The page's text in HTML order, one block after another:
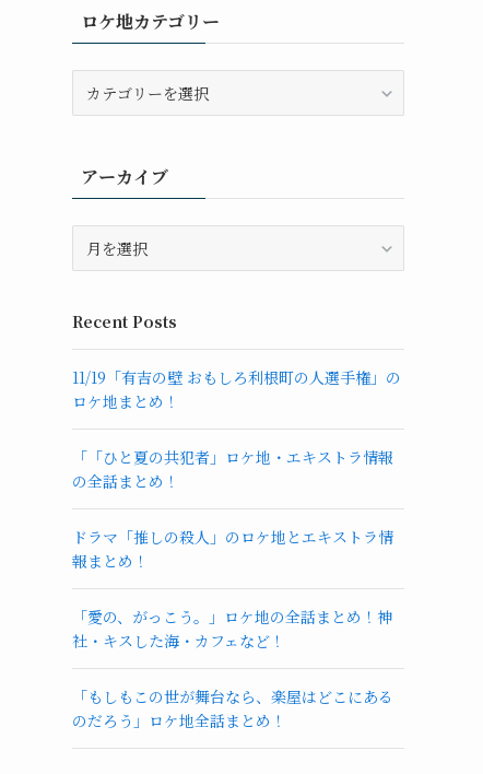
ロケ地カテゴリー
テ
ゴ
リ
アーカイブ
ブ
Recent Posts
11/19「有吉の壁 おもしろ利根町の人選手権」の
ロケ地まとめ！
「「ひと夏の共犯者」ロケ地・エキストラ情報
の全話まとめ！
ドラマ「推しの殺人」のロケ地とエキストラ情
報まとめ！
「愛の、がっこう。」ロケ地の全話まとめ！神
社・キスした海・カフェなど！
「もしもこの世が舞台なら、楽屋はどこにある
のだろう」ロケ地全話まとめ！